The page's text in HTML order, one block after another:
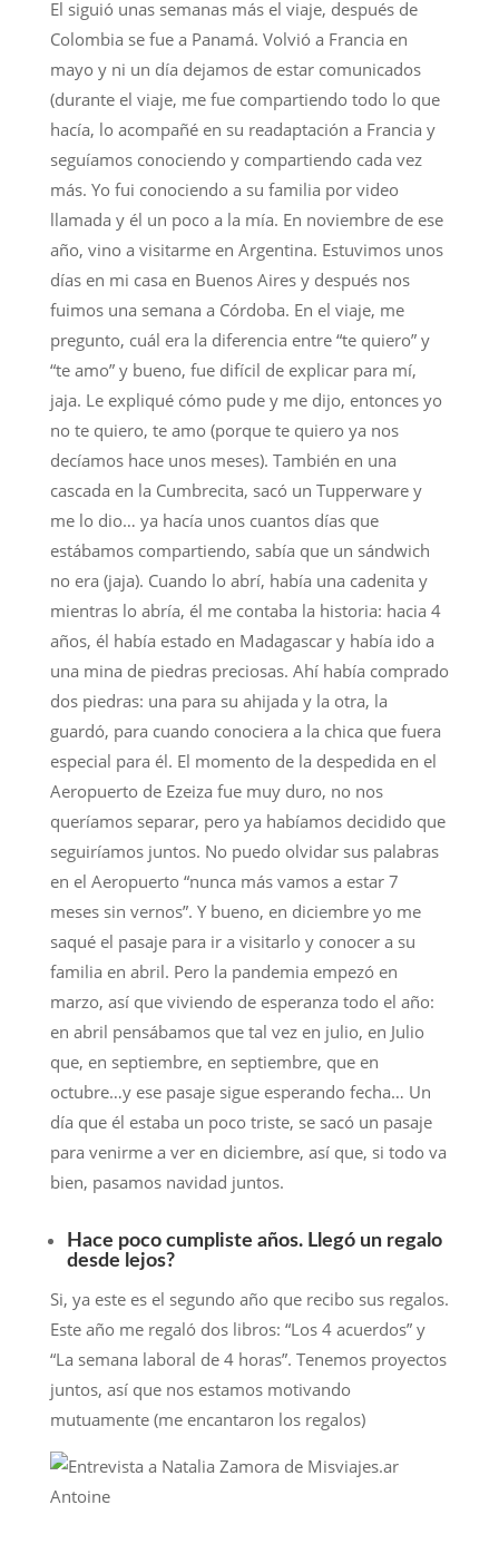
El siguió unas semanas más el viaje, después de
Colombia se fue a Panamá. Volvió a Francia en
mayo y ni un día dejamos de estar comunicados
(durante el viaje, me fue compartiendo todo lo que
hacía, lo acompañé en su readaptación a Francia y
seguíamos conociendo y compartiendo cada vez
más. Yo fui conociendo a su familia por video
llamada y él un poco a la mía. En noviembre de ese
año, vino a visitarme en Argentina. Estuvimos unos
días en mi casa en Buenos Aires y después nos
fuimos una semana a Córdoba. En el viaje, me
pregunto, cuál era la diferencia entre “te quiero” y
“te amo” y bueno, fue difícil de explicar para mí,
jaja. Le expliqué cómo pude y me dijo, entonces yo
no te quiero, te amo (porque te quiero ya nos
decíamos hace unos meses). También en una
cascada en la Cumbrecita, sacó un Tupperware y
me lo dio… ya hacía unos cuantos días que
estábamos compartiendo, sabía que un sándwich
no era (jaja). Cuando lo abrí, había una cadenita y
mientras lo abría, él me contaba la historia: hacia 4
años, él había estado en Madagascar y había ido a
una mina de piedras preciosas. Ahí había comprado
dos piedras: una para su ahijada y la otra, la
guardó, para cuando conociera a la chica que fuera
especial para él. El momento de la despedida en el
Aeropuerto de Ezeiza fue muy duro, no nos
queríamos separar, pero ya habíamos decidido que
seguiríamos juntos. No puedo olvidar sus palabras
en el Aeropuerto “nunca más vamos a estar 7
meses sin vernos”. Y bueno, en diciembre yo me
saqué el pasaje para ir a visitarlo y conocer a su
familia en abril. Pero la pandemia empezó en
marzo, así que viviendo de esperanza todo el año:
en abril pensábamos que tal vez en julio, en Julio
que, en septiembre, en septiembre, que en
octubre…y ese pasaje sigue esperando fecha… Un
día que él estaba un poco triste, se sacó un pasaje
para venirme a ver en diciembre, así que, si todo va
bien, pasamos navidad juntos.
Hace poco cumpliste años. Llegó un regalo
desde lejos?
Si, ya este es el segundo año que recibo sus regalos.
Este año me regaló dos libros: “Los 4 acuerdos” y
“La semana laboral de 4 horas”. Tenemos proyectos
juntos, así que nos estamos motivando
mutuamente (me encantaron los regalos)